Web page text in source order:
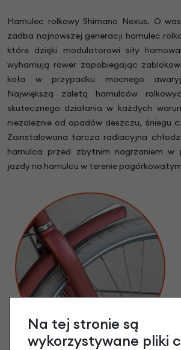
Hamulec rolkowy Shimano Nexus. O
zadba najnowszej generacji hamulec
które dzięki modulatorowi siły
wyhamują rower zapobiegając
koła w przypadku mocnego
Największą zaletą hamulców
skutecznego działania w każdych
niezależnie od opadów deszczu, śniegu
Zainstalowana tarcza radiacyjna
hamulca przed zbytnim nagrzaniem w
jazdy na hamulcu w terenie
Na tej stronie są
wykorzystywane pliki